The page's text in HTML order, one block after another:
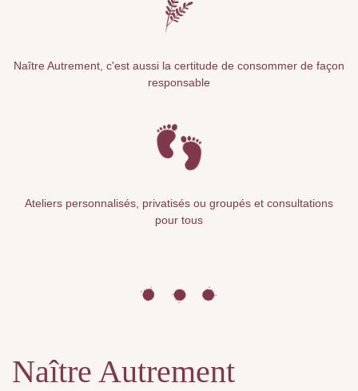
Naître Autrement, c'est aussi la certitude de consommer de façon
responsable
Ateliers personnalisés, privatisés ou groupés et consultations
pour tous
Naître Autrement